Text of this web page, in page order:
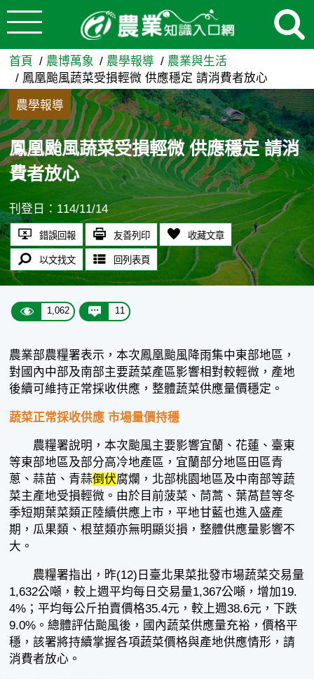
跳到主要內容
鳳凰颱風蔬菜受損輕微 供應
首頁 農博萬象 農學報導
農業與生活
鳳凰颱風蔬菜受損輕微 供應穩定 請消費者放心
農學報導
鳳凰颱風蔬菜受損輕微 供應穩定 請消
費者放心
刊登日：114/11/14
錯誤回報 友善列印 收藏文章
以文找文 回列表頁
1,062 11
農業部農糧署表示，本次鳳凰颱風降雨集中東部地區，
對國內中部及南部主要蔬菜產區影響相對較輕微，產地
後續可維持正常採收供應，整體蔬菜供應量價穩定。
蔬菜正常採收供應 市場量價持穩
農糧署說明，本次颱風主要影響宜蘭、花蓮、臺東
等東部地區及部分高冷地產區，宜蘭部分地區田區青
蔥、蒜苗、青蒜倒伏腐爛，北部桃園地區及中南部等蔬
菜主產地受損輕微。由於目前菠菜、茼蒿、葉萵苣等冬
季短期葉菜類正陸續供應上市，平地甘藍也進入盛產
期，瓜果類、根莖類亦無明顯災損，整體供應量影響不
大。
農糧署指出，昨(12)日臺北果菜批發市場蔬菜交易量
1,632公噸，較上週平均每日交易量1,367公噸，增加19.
4%；平均每公斤拍賣價格35.4元，較上週38.6元，下跌
9.0%。總體評估颱風後，國內蔬菜供應量充裕，價格平
穩，該署將持續掌握各項蔬菜價格與產地供應情形，請
消費者放心。